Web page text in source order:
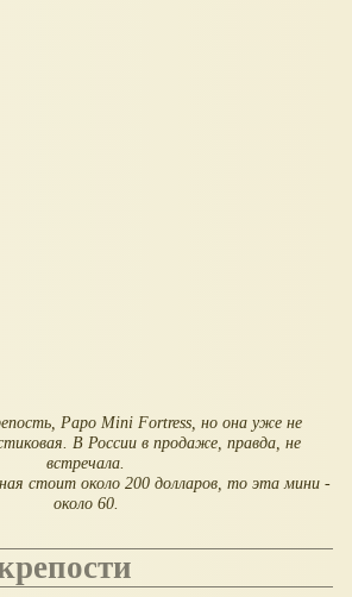
Papo Mini Fortress, но она уже не
В России в продаже, правда, не
встречала.
стоит около 200 долларов, то эта мини -
около 60.